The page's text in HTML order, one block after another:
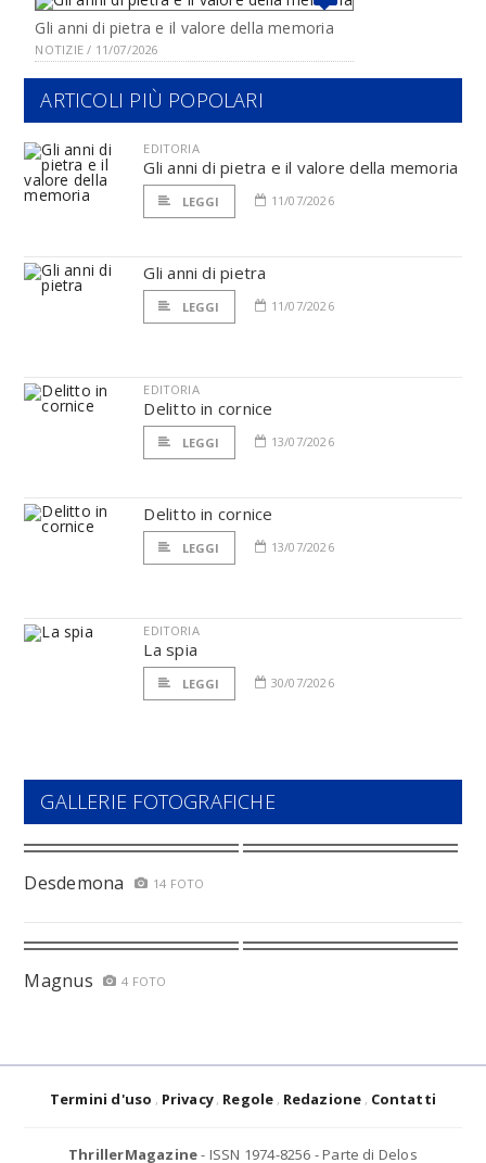
Gli anni di pietra e il valore della memoria
NOTIZIE / 11/07/2026
ARTICOLI PIÙ POPOLARI
EDITORIA
Gli anni di pietra e il valore della memoria
LEGGI 11/07/2026
Gli anni di pietra
LEGGI 11/07/2026
EDITORIA
Delitto in cornice
LEGGI 13/07/2026
Delitto in cornice
LEGGI 13/07/2026
EDITORIA
La spia
LEGGI 30/07/2026
GALLERIE FOTOGRAFICHE
Desdemona 14 FOTO
Magnus 4 FOTO
Termini d'uso Privacy Regole Redazione Contatti
ThrillerMagazine- ISSN 1974-8256 - Parte di Delos